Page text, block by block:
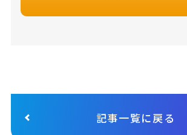
記事一覧に戻る